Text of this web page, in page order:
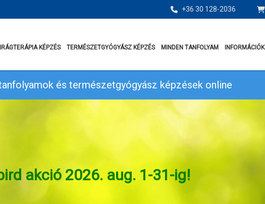
+36 30 128-2036
KÉPZÉS TERMÉSZETGYÓGYÁSZ KÉPZÉS MINDEN TANFOLYAM INFORMÁCIÓK
és természetgyógyász képzések online
akció 2026. aug. 1-31-ig!